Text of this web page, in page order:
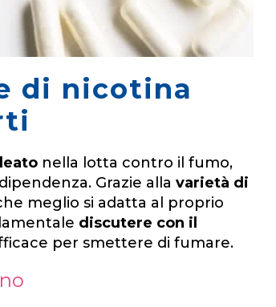
di nicotina
nella lotta contro il fumo,
Grazie alla varietà di
meglio si adatta al proprio
discutere con il
per smettere di fumare.